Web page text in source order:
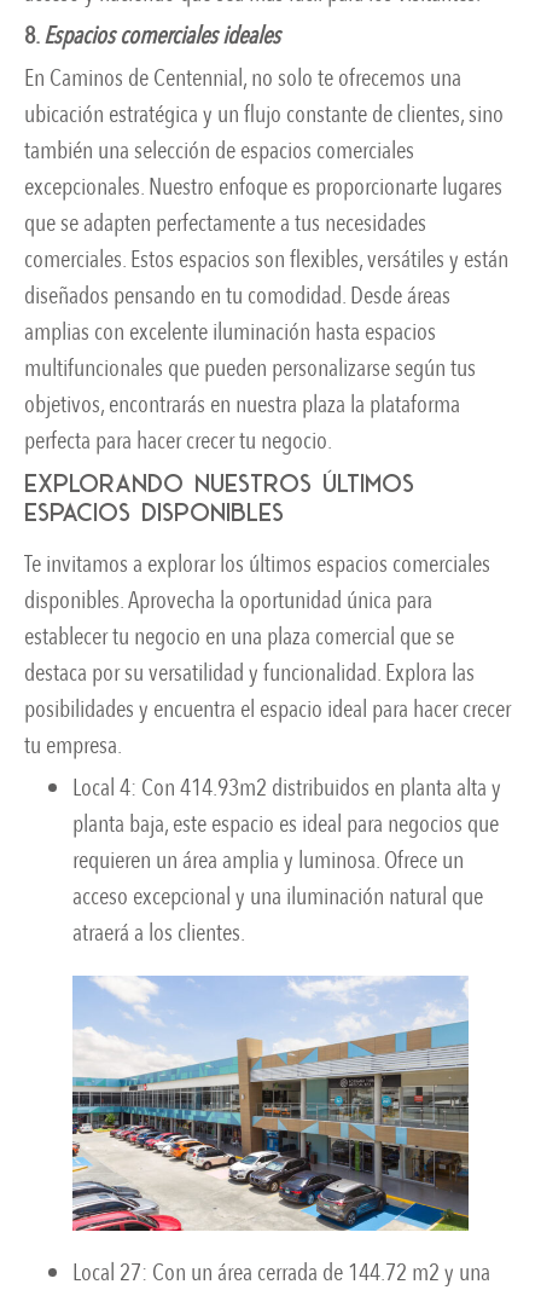
8.Espacios comerciales ideales
En Caminos de Centennial, no solo te ofrecemos una
ubicación estratégica y un flujo constante de clientes, sino
también una selección de espacios comerciales
excepcionales. Nuestro enfoque es proporcionarte lugares
que se adapten perfectamente a tus necesidades
comerciales. Estos espacios son flexibles, versátiles y están
diseñados pensando en tu comodidad. Desde áreas
amplias con excelente iluminación hasta espacios
multifuncionales que pueden personalizarse según tus
objetivos, encontrarás en nuestra plaza la plataforma
perfecta para hacer crecer tu negocio.
Explorando nuestros últimos
espacios disponibles
Te invitamos a explorar los últimos espacios comerciales
disponibles. Aprovecha la oportunidad única para
establecer tu negocio en una plaza comercial que se
destaca por su versatilidad y funcionalidad. Explora las
posibilidades y encuentra el espacio ideal para hacer crecer
tu empresa.
Local 4: Con 414.93m2 distribuidos en planta alta y
planta baja, este espacio es ideal para negocios que
requieren un área amplia y luminosa. Ofrece un
acceso excepcional y una iluminación natural que
atraerá a los clientes.
Local 27: Con un área cerrada de 144.72 m2 y una